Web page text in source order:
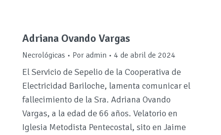
Adriana Ovando Vargas
Necrológicas Por admin 4 de abril de 2024
El Servicio de Sepelio de la Cooperativa de
Electricidad Bariloche, lamenta comunicar el
fallecimiento de la Sra. Adriana Ovando
Vargas, a la edad de 66 años. Velatorio en
Iglesia Metodista Pentecostal, sito en Jaime